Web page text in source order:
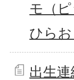
モ（
ひらお
出生連